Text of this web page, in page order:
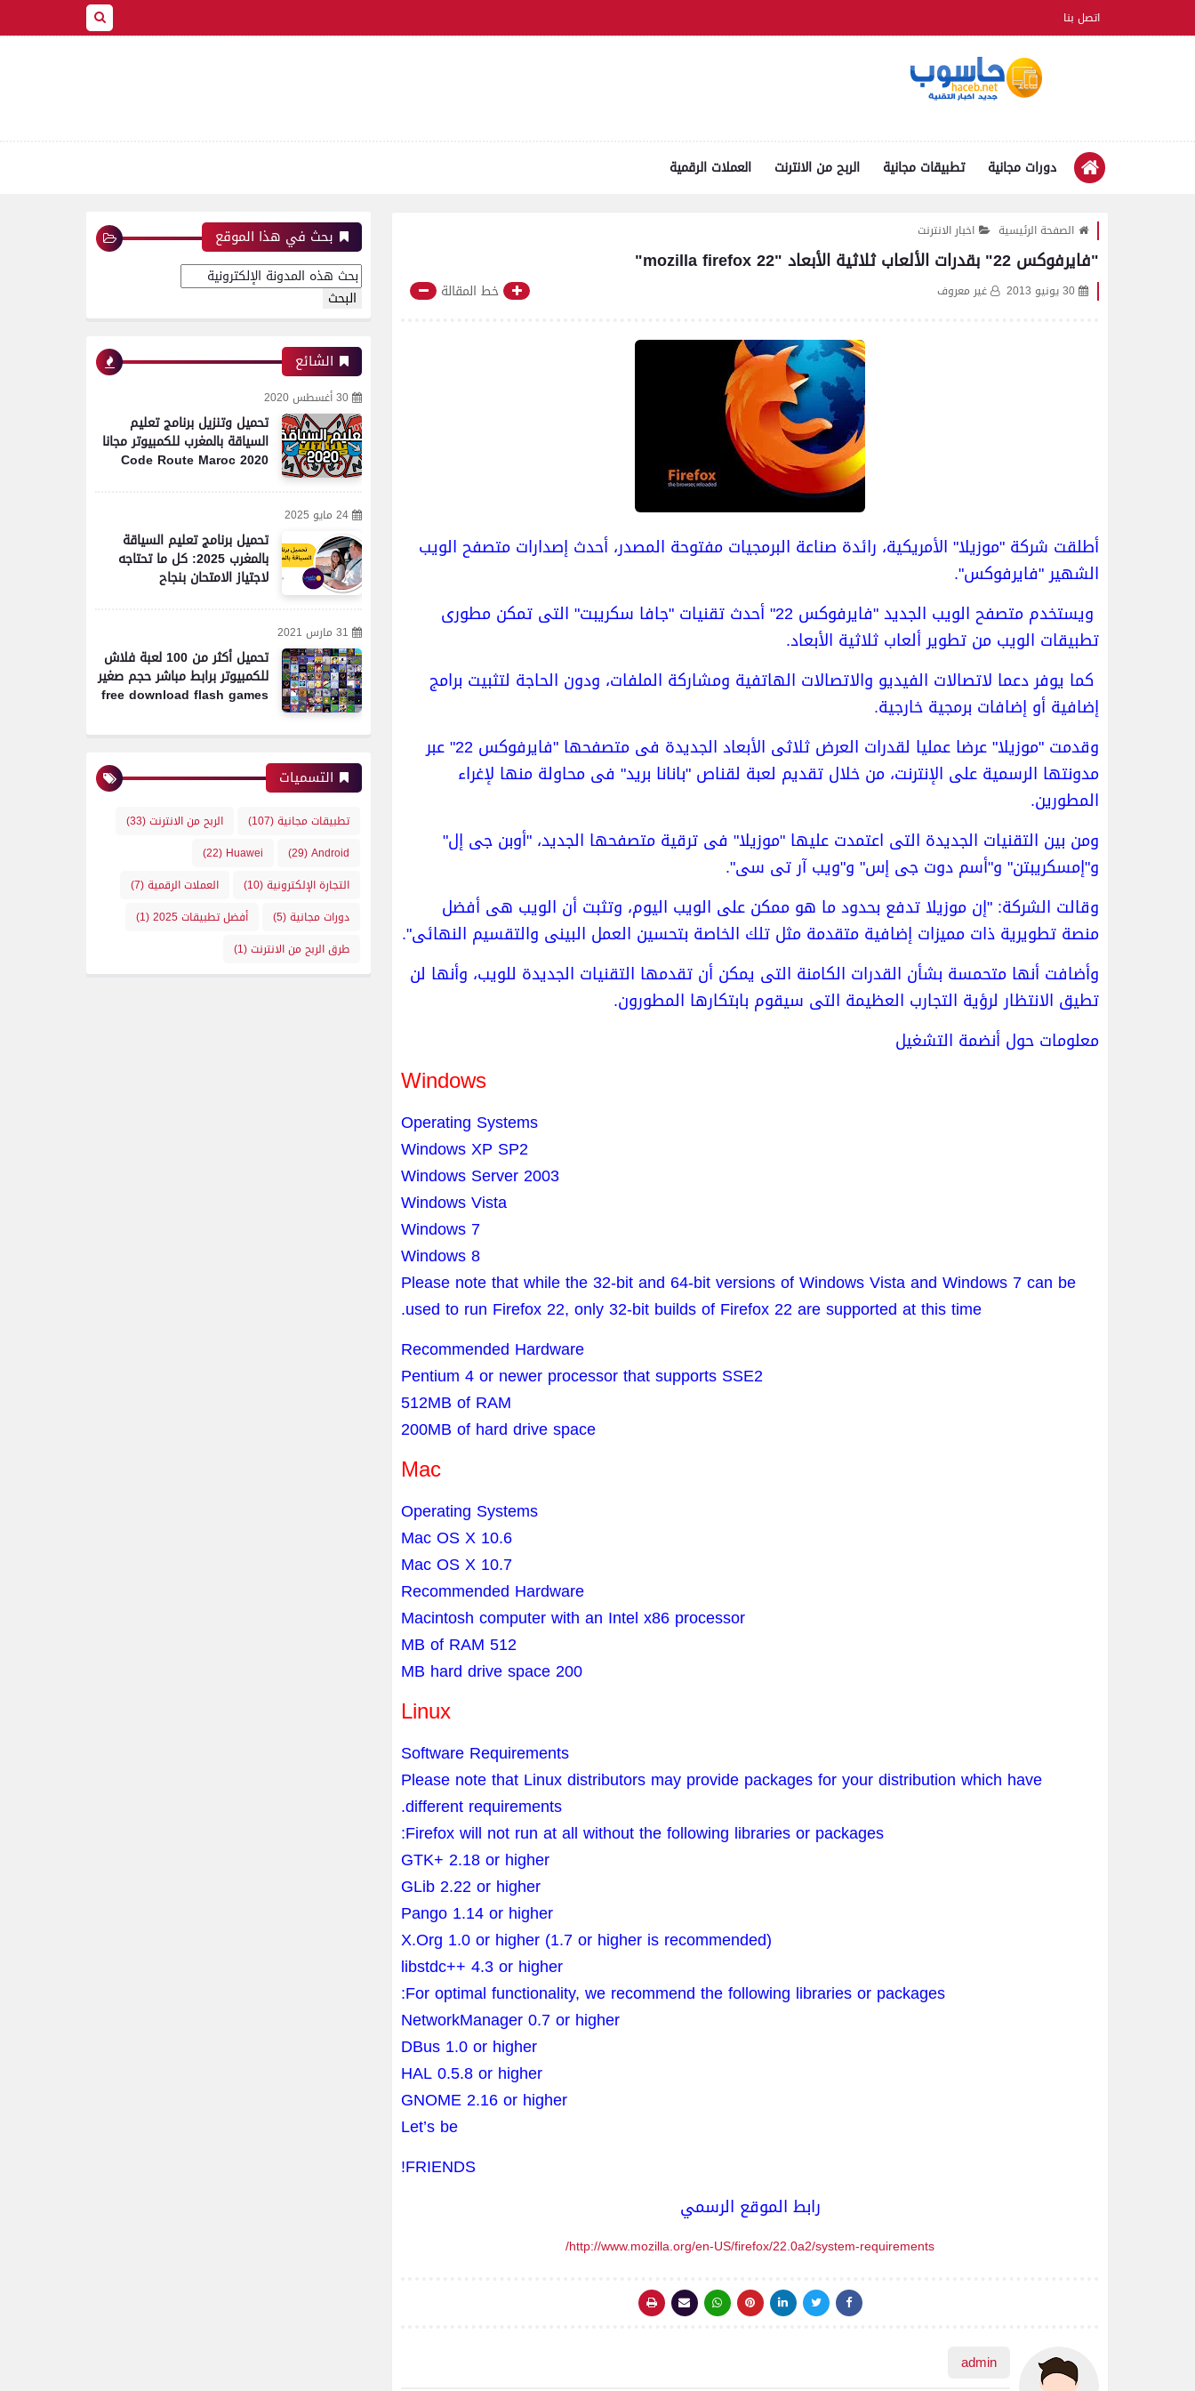
اتصل بنا
دورات مجانية تطبيقات مجانية الربح من الانترنت العملات الرقمية
الصفحة الرئيسية اخبار الانترنت
"فايرفوكس 22" بقدرات الألعاب ثلاثية الأبعاد "mozilla firefox 22"
30 يونيو 2013 غير معروف خط المقالة
أطلقت شركة "موزيلا" الأمريكية، رائدة صناعة البرمجيات مفتوحة المصدر، أحدث إصدارات متصفح الويب
الشهير "فايرفوكس".
ويستخدم متصفح الويب الجديد "فايرفوكس 22" أحدث تقنيات "جافا سكريبت" التى تمكن مطورى
تطبيقات الويب من تطوير ألعاب ثلاثية الأبعاد.
كما يوفر دعما لاتصالات الفيديو والاتصالات الهاتفية ومشاركة الملفات، ودون الحاجة لتثبيت برامج
إضافية أو إضافات برمجية خارجية.
وقدمت "موزيلا" عرضا عمليا لقدرات العرض ثلاثى الأبعاد الجديدة فى متصفحها "فايرفوكس 22" عبر
مدونتها الرسمية على الإنترنت، من خلال تقديم لعبة لقناص "بانانا بريد" فى محاولة منها لإغراء
المطورين.
ومن بين التقنيات الجديدة التى اعتمدت عليها "موزيلا" فى ترقية متصفحها الجديد، "أوبن جى إل"
و"إمسكريبتن" و"أسم دوت جى إس" و"ويب آر تى سى".
وقالت الشركة: "إن موزيلا تدفع بحدود ما هو ممكن على الويب اليوم، وتثبت أن الويب هى أفضل
منصة تطويرية ذات مميزات إضافية متقدمة مثل تلك الخاصة بتحسين العمل البينى والتقسيم النهائى".
وأضافت أنها متحمسة بشأن القدرات الكامنة التى يمكن أن تقدمها التقنيات الجديدة للويب، وأنها لن
تطيق الانتظار لرؤية التجارب العظيمة التى سيقوم بابتكارها المطورون.
معلومات حول أنضمة التشغيل
Windows
Operating Systems
Windows XP SP2
Windows Server 2003
Windows Vista
Windows 7
Windows 8
Please note that while the 32-bit and 64-bit versions of Windows Vista and Windows 7 can be
used to run Firefox 22, only 32-bit builds of Firefox 22 are supported at this time.
Recommended Hardware
Pentium 4 or newer processor that supports SSE2
512MB of RAM
200MB of hard drive space
Mac
Operating Systems
Mac OS X 10.6
Mac OS X 10.7
Recommended Hardware
Macintosh computer with an Intel x86 processor
512 MB of RAM
200 MB hard drive space
Linux
Software Requirements
Please note that Linux distributors may provide packages for your distribution which have
different requirements.
Firefox will not run at all without the following libraries or packages:
GTK+ 2.18 or higher
GLib 2.22 or higher
Pango 1.14 or higher
X.Org 1.0 or higher (1.7 or higher is recommended)
libstdc++ 4.3 or higher
For optimal functionality, we recommend the following libraries or packages:
NetworkManager 0.7 or higher
DBus 1.0 or higher
HAL 0.5.8 or higher
GNOME 2.16 or higher
Let’s be
FRIENDS!
رابط الموقع الرسمي
http://www.mozilla.org/en-US/firefox/22.0a2/system-requirements/
admin
بحث في هذا الموقع
الشائع
30 أغسطس 2020
تحميل وتنزيل برنامج تعليم
السياقة بالمغرب للكمبيوتر مجانا
Code Route Maroc 2020
24 مايو 2025
تحميل برنامج تعليم السياقة
بالمغرب 2025: كل ما تحتاجه
لاجتياز الامتحان بنجاح
31 مارس 2021
تحميل أكثر من 100 لعبة فلاش
للكمبيوتر برابط مباشر حجم صغير
free download flash games
التسميات
تطبيقات مجانية(107) الربح من الانترنت(33)
Android
(29)
Huawei
(22)
التجارة الإلكترونية(10) العملات الرقمية(7)
دورات مجانية(5) أفضل تطبيقات 2025
(1)
طرق الربح من الانترنت(1)